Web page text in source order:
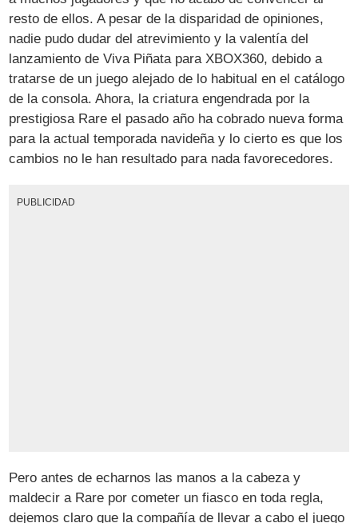
resto de ellos. A pesar de la disparidad de opiniones,
nadie pudo dudar del atrevimiento y la valentía del
lanzamiento de Viva Piñata para XBOX360, debido a
tratarse de un juego alejado de lo habitual en el catálogo
de la consola. Ahora, la criatura engendrada por la
prestigiosa Rare el pasado año ha cobrado nueva forma
para la actual temporada navideña y lo cierto es que los
cambios no le han resultado para nada favorecedores.
PUBLICIDAD
Pero antes de echarnos las manos a la cabeza y
maldecir a Rare por cometer un fiasco en toda regla,
dejemos claro que la compañía de llevar a cabo el juego